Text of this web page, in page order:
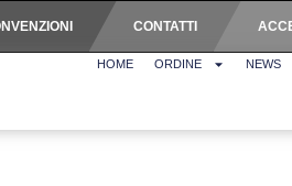
CONTATTI
HOME ORDINE NEWS